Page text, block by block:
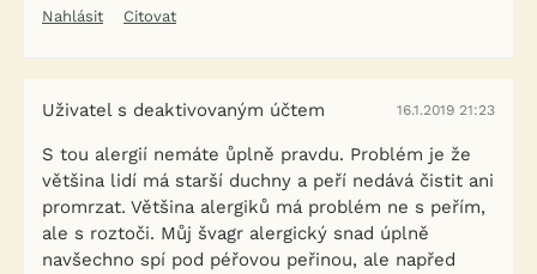
Nahlásit
Citovat
Uživatel s deaktivovaným účtem 16.1.2019 21:23
S tou alergií nemáte ůplně pravdu. Problém je že
většina lidí má starší duchny a peří nedává čistit ani
promrzat. Většina alergiků má problém ne s peřím,
ale s roztoči. Můj švagr alergický snad úplně
navšechno spí pod péřovou peřinou, ale napřed